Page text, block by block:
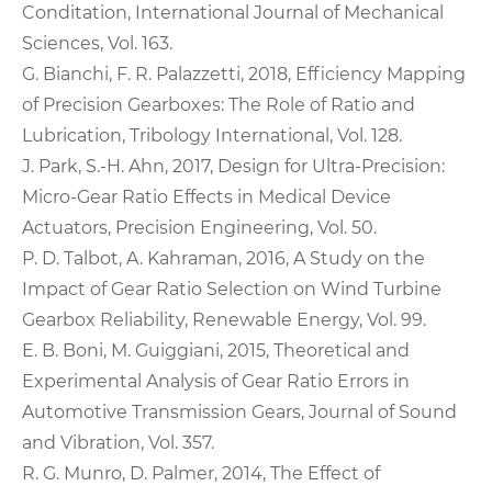
Conditation, International Journal of Mechanical
Sciences, Vol. 163.
G. Bianchi, F. R. Palazzetti, 2018, Efficiency Mapping
of Precision Gearboxes: The Role of Ratio and
Lubrication, Tribology International, Vol. 128.
J. Park, S.-H. Ahn, 2017, Design for Ultra-Precision:
Micro-Gear Ratio Effects in Medical Device
Actuators, Precision Engineering, Vol. 50.
P. D. Talbot, A. Kahraman, 2016, A Study on the
Impact of Gear Ratio Selection on Wind Turbine
Gearbox Reliability, Renewable Energy, Vol. 99.
E. B. Boni, M. Guiggiani, 2015, Theoretical and
Experimental Analysis of Gear Ratio Errors in
Automotive Transmission Gears, Journal of Sound
and Vibration, Vol. 357.
R. G. Munro, D. Palmer, 2014, The Effect of